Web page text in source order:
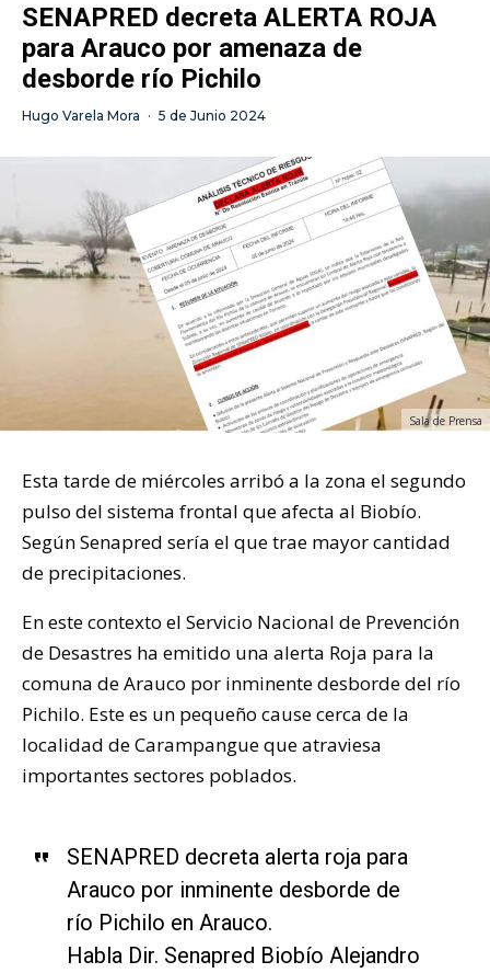
SENAPRED decreta ALERTA ROJA
para Arauco por amenaza de
desborde río Pichilo
Hugo Varela Mora · 5 de Junio 2024
Sala de Prensa
Esta tarde de miércoles arribó a la zona el segundo
pulso del sistema frontal que afecta al Biobío.
Según Senapred sería el que trae mayor cantidad
de precipitaciones.
En este contexto el Servicio Nacional de Prevención
de Desastres ha emitido una alerta Roja para la
comuna de Arauco por inminente desborde del río
Pichilo. Este es un pequeño cause cerca de la
localidad de Carampangue que atraviesa
importantes sectores poblados.
SENAPRED decreta alerta roja para
Arauco por inminente desborde de
río Pichilo en Arauco.
Habla Dir. Senapred Biobío Alejandro